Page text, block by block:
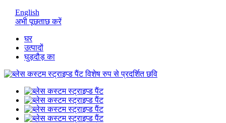
English
अभी पूछताछ करें
घर
उत्पादों
घुड़दौड़ का